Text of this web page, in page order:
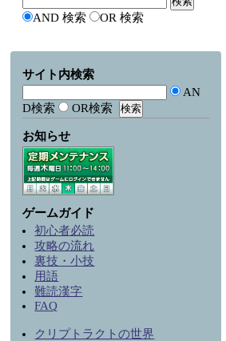
AND 検索 OR 検索
サイト内検索
AN
D検索
OR検索
お知らせ
ゲームガイド
初心者必読
攻略の流れ
裏技・小技
用語
難読漢字
FAQ
クリプトラクトの世界